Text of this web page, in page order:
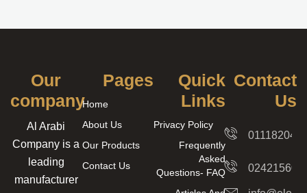
Our
company
Al Arabi
Company is a
leading
manufacturer
Pages
Home
About Us
Our Products
Contact Us
Quick
Links
Privacy Policy
Frequently
Asked
Questions- FAQ
Contact
Us